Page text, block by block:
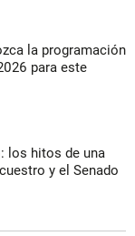
la programación
para este
los hitos de una
y el Senado